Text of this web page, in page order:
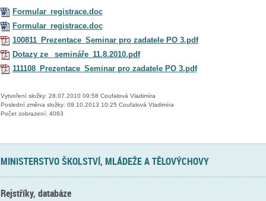
Formular_registrace.doc
Formular_registrace.doc
100811_Prezentace_Seminar pro zadatele PO 3.pdf
Dotazy ze_ semináře_11.8.2010.pdf
111108_Prezentace_Seminar pro zadatele PO 3.pdf
Vytvoření složky: 28.07.2010 09:58 Coufalová Vladimíra
Poslední změna složky: 09.10.2013 10:25 Coufalová Vladimíra
Počet zobrazení: 4063
MINISTERSTVO ŠKOLSTVÍ, MLÁDEŽE A TĚLOVÝCHOVY
Rejstříky, databáze